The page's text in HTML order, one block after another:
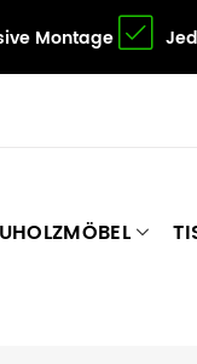
Montage